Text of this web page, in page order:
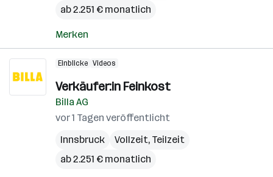
ab 2.251 € monatlich
Merken
Einblicke Videos
Verkäufer:in Feinkost
Billa AG
vor 1 Tagen veröffentlicht
Innsbruck
Vollzeit, Teilzeit
ab 2.251 € monatlich